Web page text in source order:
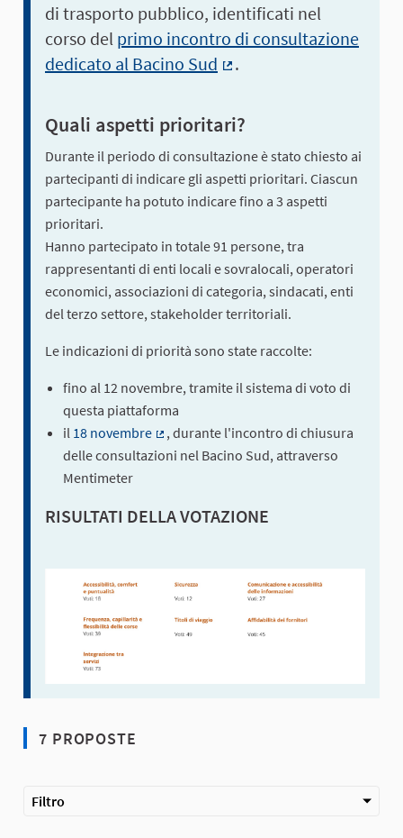
di trasporto pubblico, identificati nel
corso del primo incontro di consultazione
dedicato al Bacino Sud
.
Quali aspetti prioritari?
Durante il periodo di consultazione è stato chiesto ai
partecipanti di indicare gli aspetti prioritari. Ciascun
partecipante ha potuto indicare fino a 3 aspetti
prioritari.
Hanno partecipato in totale 91 persone, tra
rappresentanti di enti locali e sovralocali, operatori
economici, associazioni di categoria, sindacati, enti
del terzo settore, stakeholder territoriali.
Le indicazioni di priorità sono state raccolte:
fino al 12 novembre, tramite il sistema di voto di
questa piattaforma
il 18 novembre
(Collegamento esterno)
, durante l'incontro di chiusura
delle consultazioni nel Bacino Sud, attraverso
Mentimeter
RISULTATI DELLA VOTAZIONE
7 PROPOSTE
Filtro